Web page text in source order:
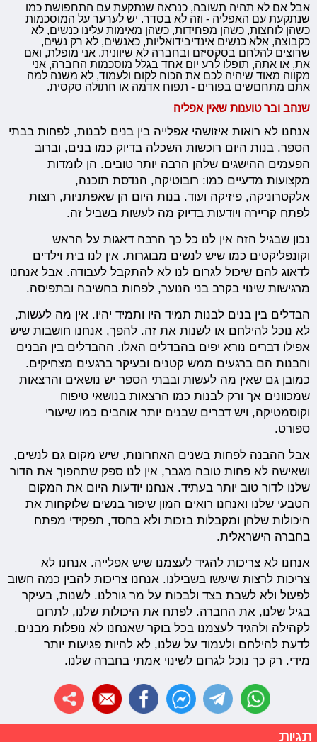
אבל אם לא תהיה תשובה, כנראה שנתקעת עם התחפושת כמו
שנתקעת עם האפליה - וזה לא בסדר. יש לערער על המוסכמות
כשהן לוחצות, כשהן מפחידות, כשהן מאימות עלינו כנשים, לא
כקבוצה, אלא כנשים אינדיבידואליות, כאנשים, לא רק נשים,
שרוצים להלחם בסקסיזם ובחברה לא שיוונית. אני מופלת, ואם
את, או אתה, תופלו לרע יום אחד בגלל מוסכמות החברה, אני
מקווה מאוד שיהיה לכם את הכוח לקום ולעמוד, לא משנה למה
אתם מתחםשים בפורים - תפוח אדמה או חתולה סקסית.
שנהב ובר טוענות שאין אפליה
אנחנו לא רואות איזושהי אפלייה בין בנים לבנות, לפחות בבתי
הספר. בנות היום רוכשות השכלה בדיוק כמו בנים, וברוב
הפעמים ההישגים שלהן הרבה יותר טובים. הן לומדות
מקצועות מדעיים כמו: רובוטיקה, הנדסת תוכנה,
אלקטרוניקה, פיזיקה ועוד. בנות היום הן שאפתניות, רוצות
לפתח קריירה ויודעות בדיוק מה לעשות בשביל זה.
נכון שבגיל הזה אין לנו כל כך הרבה דאגות על הראש
וקונפליקטים כמו שיש לנשים מבוגרות. אין לנו בית וילדים
לדאוג להם שיכול לגרום לנו לא להתקבל לעבודה. אבל אנחנו
מרגישות שינוי בקרב בני הנוער, לפחות בחשיבה ובתפיסה.
הבדלים בין בנים לבנות תמיד היו ותמיד יהיו. אין מה לעשות,
לא נוכל להילחם או לשנות את זה. להפך, אנחנו חושבות שיש
אפילו דברים נורא יפים בהבדלים האלו. ההבדלים בין הבנים
והבנות הם ברגעים ממש קטנים ובעיקר ברגעים מצחיקים.
כמובן גם שאין מה לעשות ובבתי הספר יש נושאים והרצאות
שמכוונים אך ורק לבנות כמו הרצאות בנושאי טיפוח
וקוסמטיקה, ויש דברים שבנים יותר אוהבים כמו שיעורי
ספורט.
אבל ההבנה לפחות בשנים האחרונות, שיש מקום גם לנשים,
ושאישה לא פחות טובה מגבר, אין לנו ספק שתהפוך את הדור
שלנו לדור טוב יותר בעתיד. אנחנו יודעות היום את המקום
הטבעי שלנו ואנחנו רואים המון שיפור בנשים שלוקחות את
היכולות שלהן ומקבלות בזכות ולא בחסד, תפקידי מפתח
בחברה הישראלית.
אנחנו לא צריכות להגיד לעצמנו שיש אפלייה. אנחנו לא
צריכות לרצות שיעשו בשבילנו. אנחנו צריכות להבין כמה חשוב
לפעול ולא לשבת בצד ולבכות על מר גורלנו. לשנות, בעיקר
בגיל שלנו, את החברה. לפתח את היכולות שלנו, לתרום
לקהילה ולהגיד לעצמנו בכל בוקר שאנחנו לא נופלות מבנים.
לדעת להילחם ולעמוד על שלנו, לא להיות פגיעות יותר
מידי. רק כך נוכל לגרום לשינוי אמתי בחברה שלנו.
תגיות